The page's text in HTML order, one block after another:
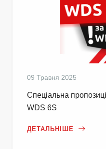
09 Травня 2025
Cпеціальна
WDS 6S
ДЕТАЛЬНІШЕ